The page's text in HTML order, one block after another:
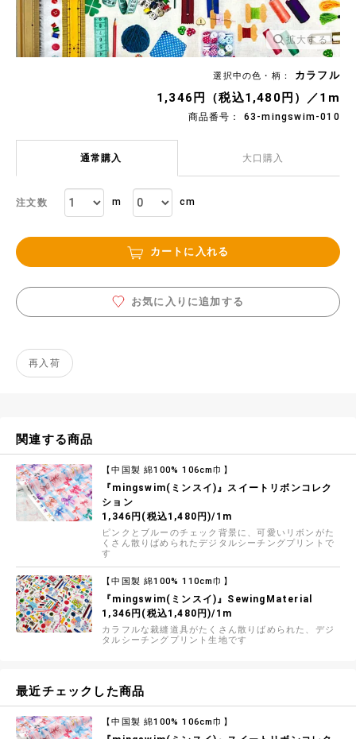
拡大する
選択中の色・柄： カラフル
1,346円（税込1,480円）／1m
商品番号： 63-mingswim-010
通常購入 大口購入
注文数 m cm
カートに入れる
お気に入りに追加する
再入荷
関連する商品
【中国製 綿100% 106cm巾】
『mingswim(ミンスイ)』スイートリボンコレク
ション
1,346円(税込1,480円)/1m
ピンクとブルーのチェック背景に、可愛いリボンがた
くさん散りばめられたデジタルシーチングプリントで
す
【中国製 綿100% 110cm巾】
『mingswim(ミンスイ)』SewingMaterial
1,346円(税込1,480円)/1m
カラフルな裁縫道具がたくさん散りばめられた、デジ
タルシーチングプリント生地です
最近チェックした商品
【中国製 綿100% 106cm巾】